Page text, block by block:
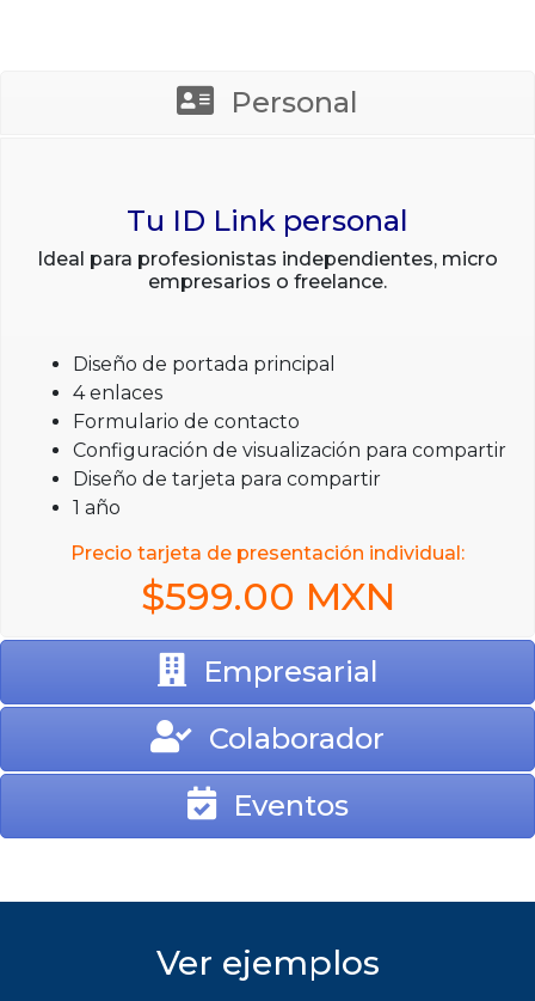
Personal
Tu ID Link personal
Ideal para profesionistas independientes, micro
empresarios o freelance.
Diseño de portada principal
4 enlaces
Formulario de contacto
Configuración de visualización para compartir
Diseño de tarjeta para compartir
1 año
Precio tarjeta de presentación individual:
$599.00 MXN
Empresarial
Colaborador
Eventos
Ver ejemplos